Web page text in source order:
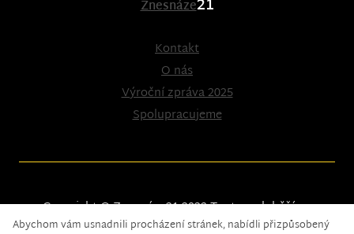
Znesnáze21
Kontakt
O nás
Výroční zpráva 2025
Spolupracujeme
Copyright © Znesnáze21 2023Tento web běží na
solidpixels.
Abychom vám usnadnili procházení stránek, nabídli přizpůsobený